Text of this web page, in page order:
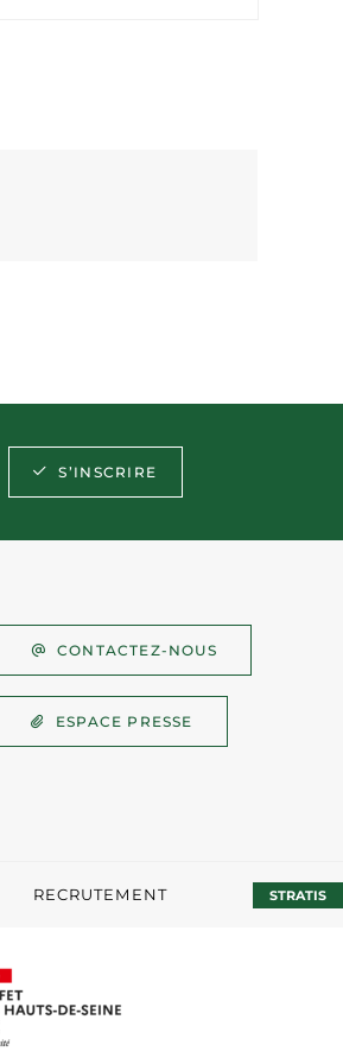
S’INSCRIRE
CONTACTEZ-NOUS
ESPACE PRESSE
RECRUTEMENT STRATIS